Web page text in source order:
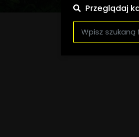
Przeglądaj
Szukana fraza